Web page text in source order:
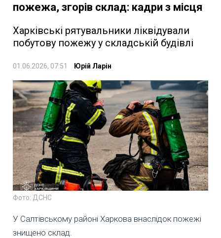
пожежа, згорів склад: кадри з місця
Харківські рятувальники ліквідували
побутову пожежу у складській будівлі
01.06.2026, 07:51 Юрій Ларін
Фото: ДСНС
У Салтівському районі Харкова внаслідок пожежі
знищено склад.